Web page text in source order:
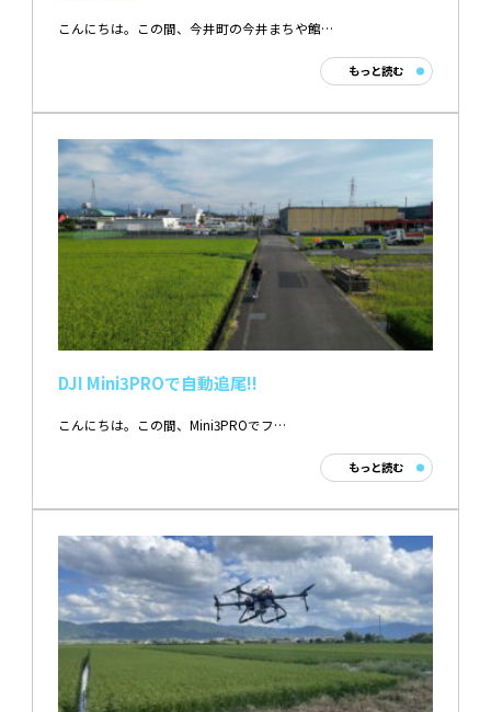
こんにちは。この間、今井町の今井まちや館…
もっと読む
DJI Mini3PROで自動追尾!!
こんにちは。この間、Mini3PROでフ…
もっと読む